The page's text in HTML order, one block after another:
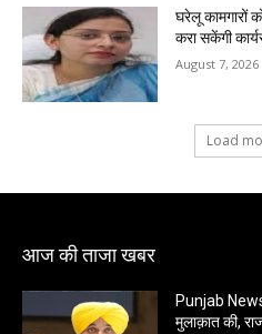
घरेलू कामगारों
करा सकेंगी
August 7, 2026
Load
आज की ताजा खबर
Punjab
मुलाक़ात की,